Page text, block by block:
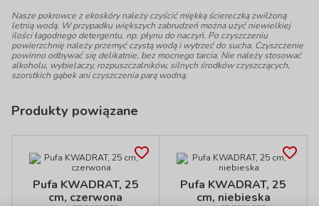
Nasze pokrowce z ekoskóry należy czyścić miękką ściereczką zwilżoną
letnią wodą. W przypadku większych zabrudzeń można użyć niewielkiej
ilości łagodnego detergentu, np. płynu do naczyń. Po czyszczeniu
powierzchnię należy przemyć czystą wodą i wytrzeć do sucha. Czyszczenie
powinno odbywać się delikatnie, bez mocnego tarcia. Nie należy stosować
alkoholu, wybielaczy, rozpuszczalników, silnych środków czyszczących,
szorstkich gąbek ani czyszczenia parą wodną.
Produkty powiązane
Pufa KWADRAT, 25
cm, czerwona
Pufa KWADRAT, 25
cm, niebieska